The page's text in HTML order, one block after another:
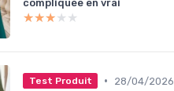
compliquée en vrai
★★★★★
★★★★★
Test Produit •
28/04/2026